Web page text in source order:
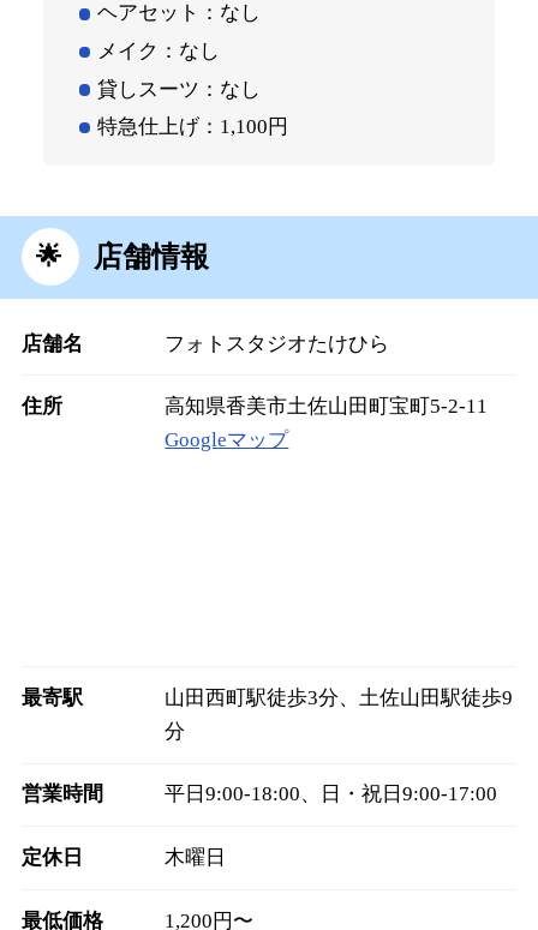
ヘアセット：なし
メイク：なし
貸しスーツ：なし
特急仕上げ：1,100円
店舗情報
店舗名 フォトスタジオたけひら
住所
高知県香美市土佐山田町宝町5-2-11
Googleマップ
最寄駅
山田西町駅徒歩3分、土佐山田駅徒歩9
分
営業時間 平日9:00-18:00、日・祝日9:00-17:00
定休日 木曜日
最低価格 1,200円〜